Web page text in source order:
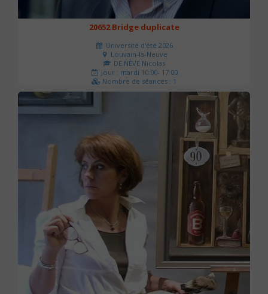
20652 Bridge duplicate
Université d'été 2026
Louvain-la-Neuve
DE NÈVE Nicolas
Jour : mardi 10:00- 17:00
Nombre de séances : 1
50 €